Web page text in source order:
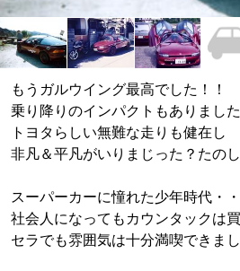
もうガルウイング最高でした！！
乗り降りのインパクトもありまし
トヨタらしい無難な走りも健在し
非凡＆平凡がいりまじった？たのし
スーパーカーに憧れた少年時代・・
社会人になってもカウンタックは
セラでも雰囲気は十分満喫できまし